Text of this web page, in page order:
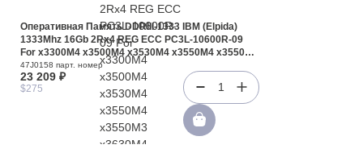
Оперативная Память DDRIII-1333 IBM (Elpida)
1333Mhz 16Gb 2Rx4 REG ECC PC3L-10600R-09
For x3300M4 x3500M4 x3530M4 x3550M4 x3550M3
x3630M4 x3650M4 x3650M3 x3690X5 x3750M4
x3850X5 x3950X5 iDataPlex dx360M4 dx360M3
Flex System x220(47J0158)
47J0158 парт. номер
23 209 ₽
$275 1